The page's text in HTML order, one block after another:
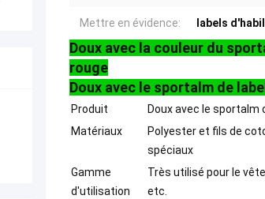
Mettre en évidence: labels
Doux avec la couleur du
rouge
Doux avec le sportalm de
Produit
Doux avec le
Matériaux
Polyester et fils de
spéciaux
Gamme
d'utilisation
Très utilisé pour le
etc.